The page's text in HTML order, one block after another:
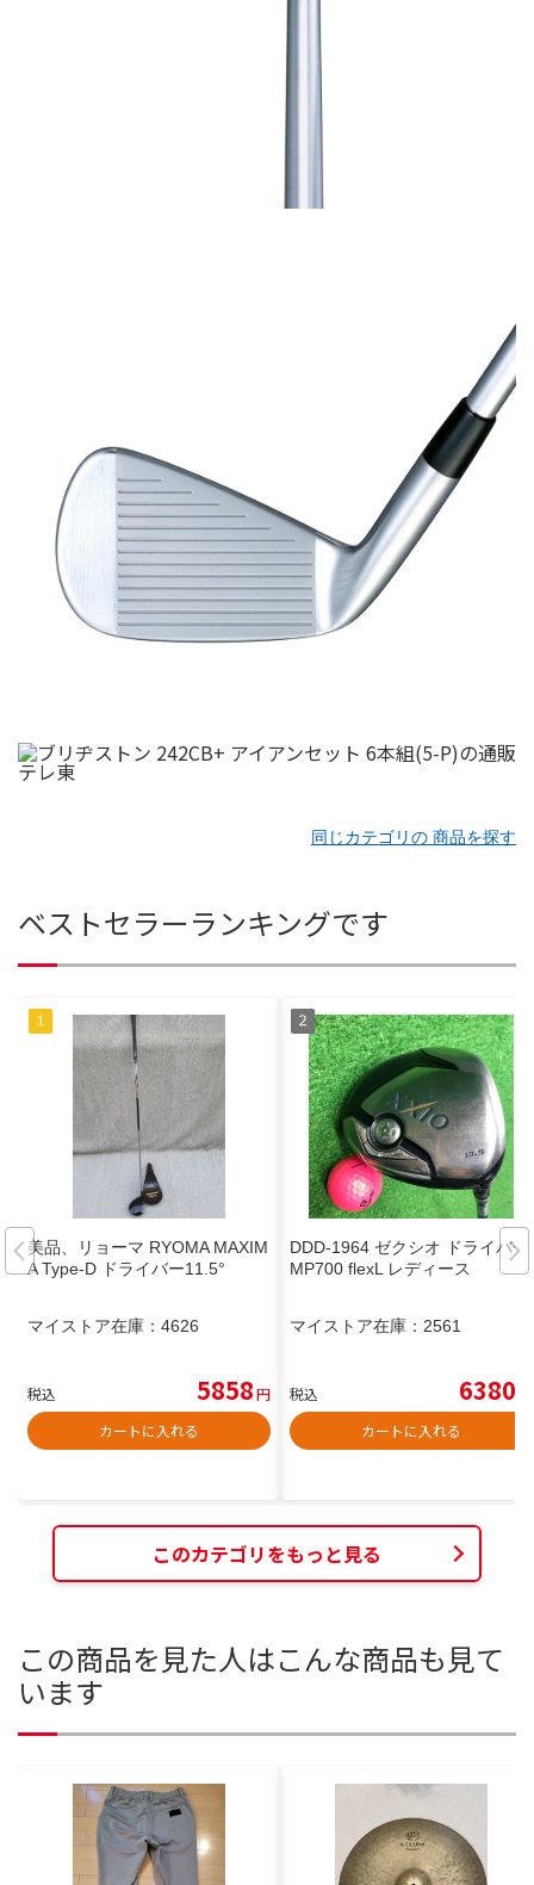
同じカテゴリの 商品を探す
ベストセラーランキングです
美品、リョーマ RYOMA MAXIM
A Type‑D ドライバー11.5°
マイストア在庫： 4626
税込 5858円
カートに入れる
DDD-1964 ゼクシオ ドライバー
MP700 flexL レディース
マイストア在庫： 2561
税込 6380
カートに入れる
このカテゴリをもっと見る
この商品を見た人はこんな商品も見て
います